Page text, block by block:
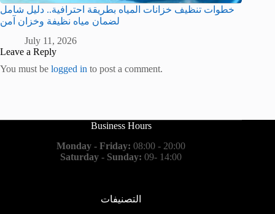
خطوات تنظيف خزانات المياه بطريقة احترافية.. دليل شامل
لضمان مياه نظيفة وخزان آمن
July 11, 2026
Leave a Reply
You must be logged in to post a comment.
Business Hours
Monday - Friday: 08:00 - 20:00
Saturday - Sunday: 09- 14:00
التصنيفات